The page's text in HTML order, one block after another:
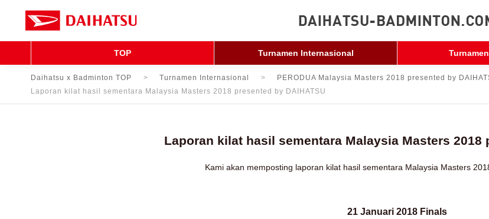
TOP Turnamen Internasional
Daihatsu x Badminton TOP Turnamen Internasional
PERODUA Malaysia Masters 2018 presented by
Laporan kilat hasil sementara Malaysia Masters 2018 presented by DAIHATSU
Laporan kilat hasil sementara Malaysia Masters 2018
Kami akan memposting laporan kilat hasil sementara Malaysia Masters
21 Januari 2018 Finals